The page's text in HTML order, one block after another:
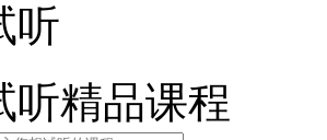
听
听精品课程